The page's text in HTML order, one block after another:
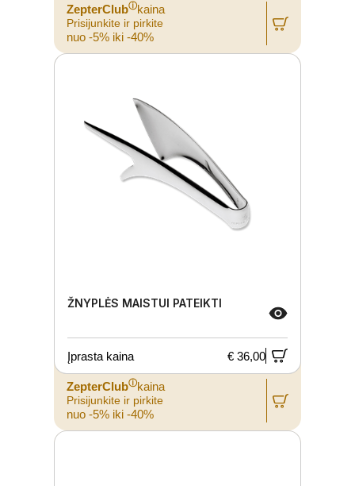
ZepterClubⓘkaina
Prisijunkite ir pirkite
nuo -5% iki -40%
ŽNYPLĖS MAISTUI PATEIKTI
Įprasta kaina € 36,00
ZepterClubⓘkaina
Prisijunkite ir pirkite
nuo -5% iki -40%